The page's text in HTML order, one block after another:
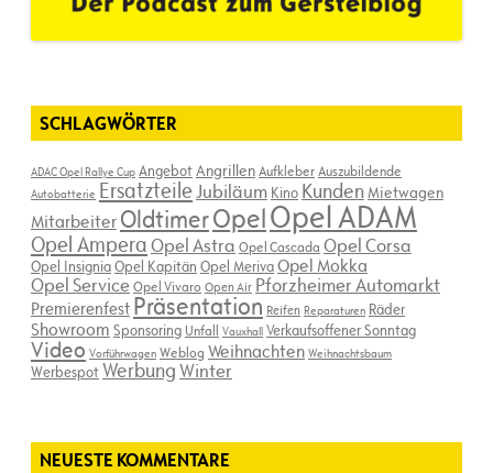
SCHLAGWÖRTER
ADAC Opel Rallye Cup AngebotAngrillenAufkleberAuszubildende
Autobatterie ErsatzteileJubiläum Kino Kunden Mietwagen
Mitarbeiter OldtimerOpelOpel ADAM
Opel AmperaOpel Astra Opel Cascada Opel Corsa
Opel InsigniaOpel Kapitän Opel MerivaOpel Mokka
Opel ServiceOpel Vivaro Open Air Pforzheimer Automarkt
Premierenfest Präsentation Reifen Reparaturen Räder
Showroom Sponsoring Unfall Vauxhall Verkaufsoffener Sonntag
Video Vorführwagen Weblog Weihnachten Weihnachtsbaum
WerbespotWerbungWinter
NEUESTE KOMMENTARE